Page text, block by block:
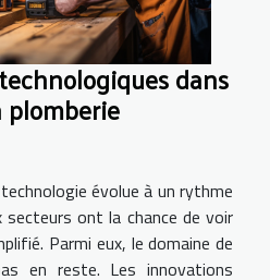
dans
évolue à un rythme
ont la chance de voir
Parmi eux, le domaine de
en reste. Les innovations